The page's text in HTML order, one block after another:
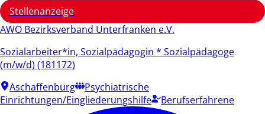
Stellenanzeige
AWO Bezirksverband Unterfranken e.V.
Sozialarbeiter*in, Sozialpädagogin * Sozialpädagoge
(m/w/d) (181172)
Aschaffenburg
Psychiatrische
Einrichtungen/Eingliederungshilfe
Berufserfahrene